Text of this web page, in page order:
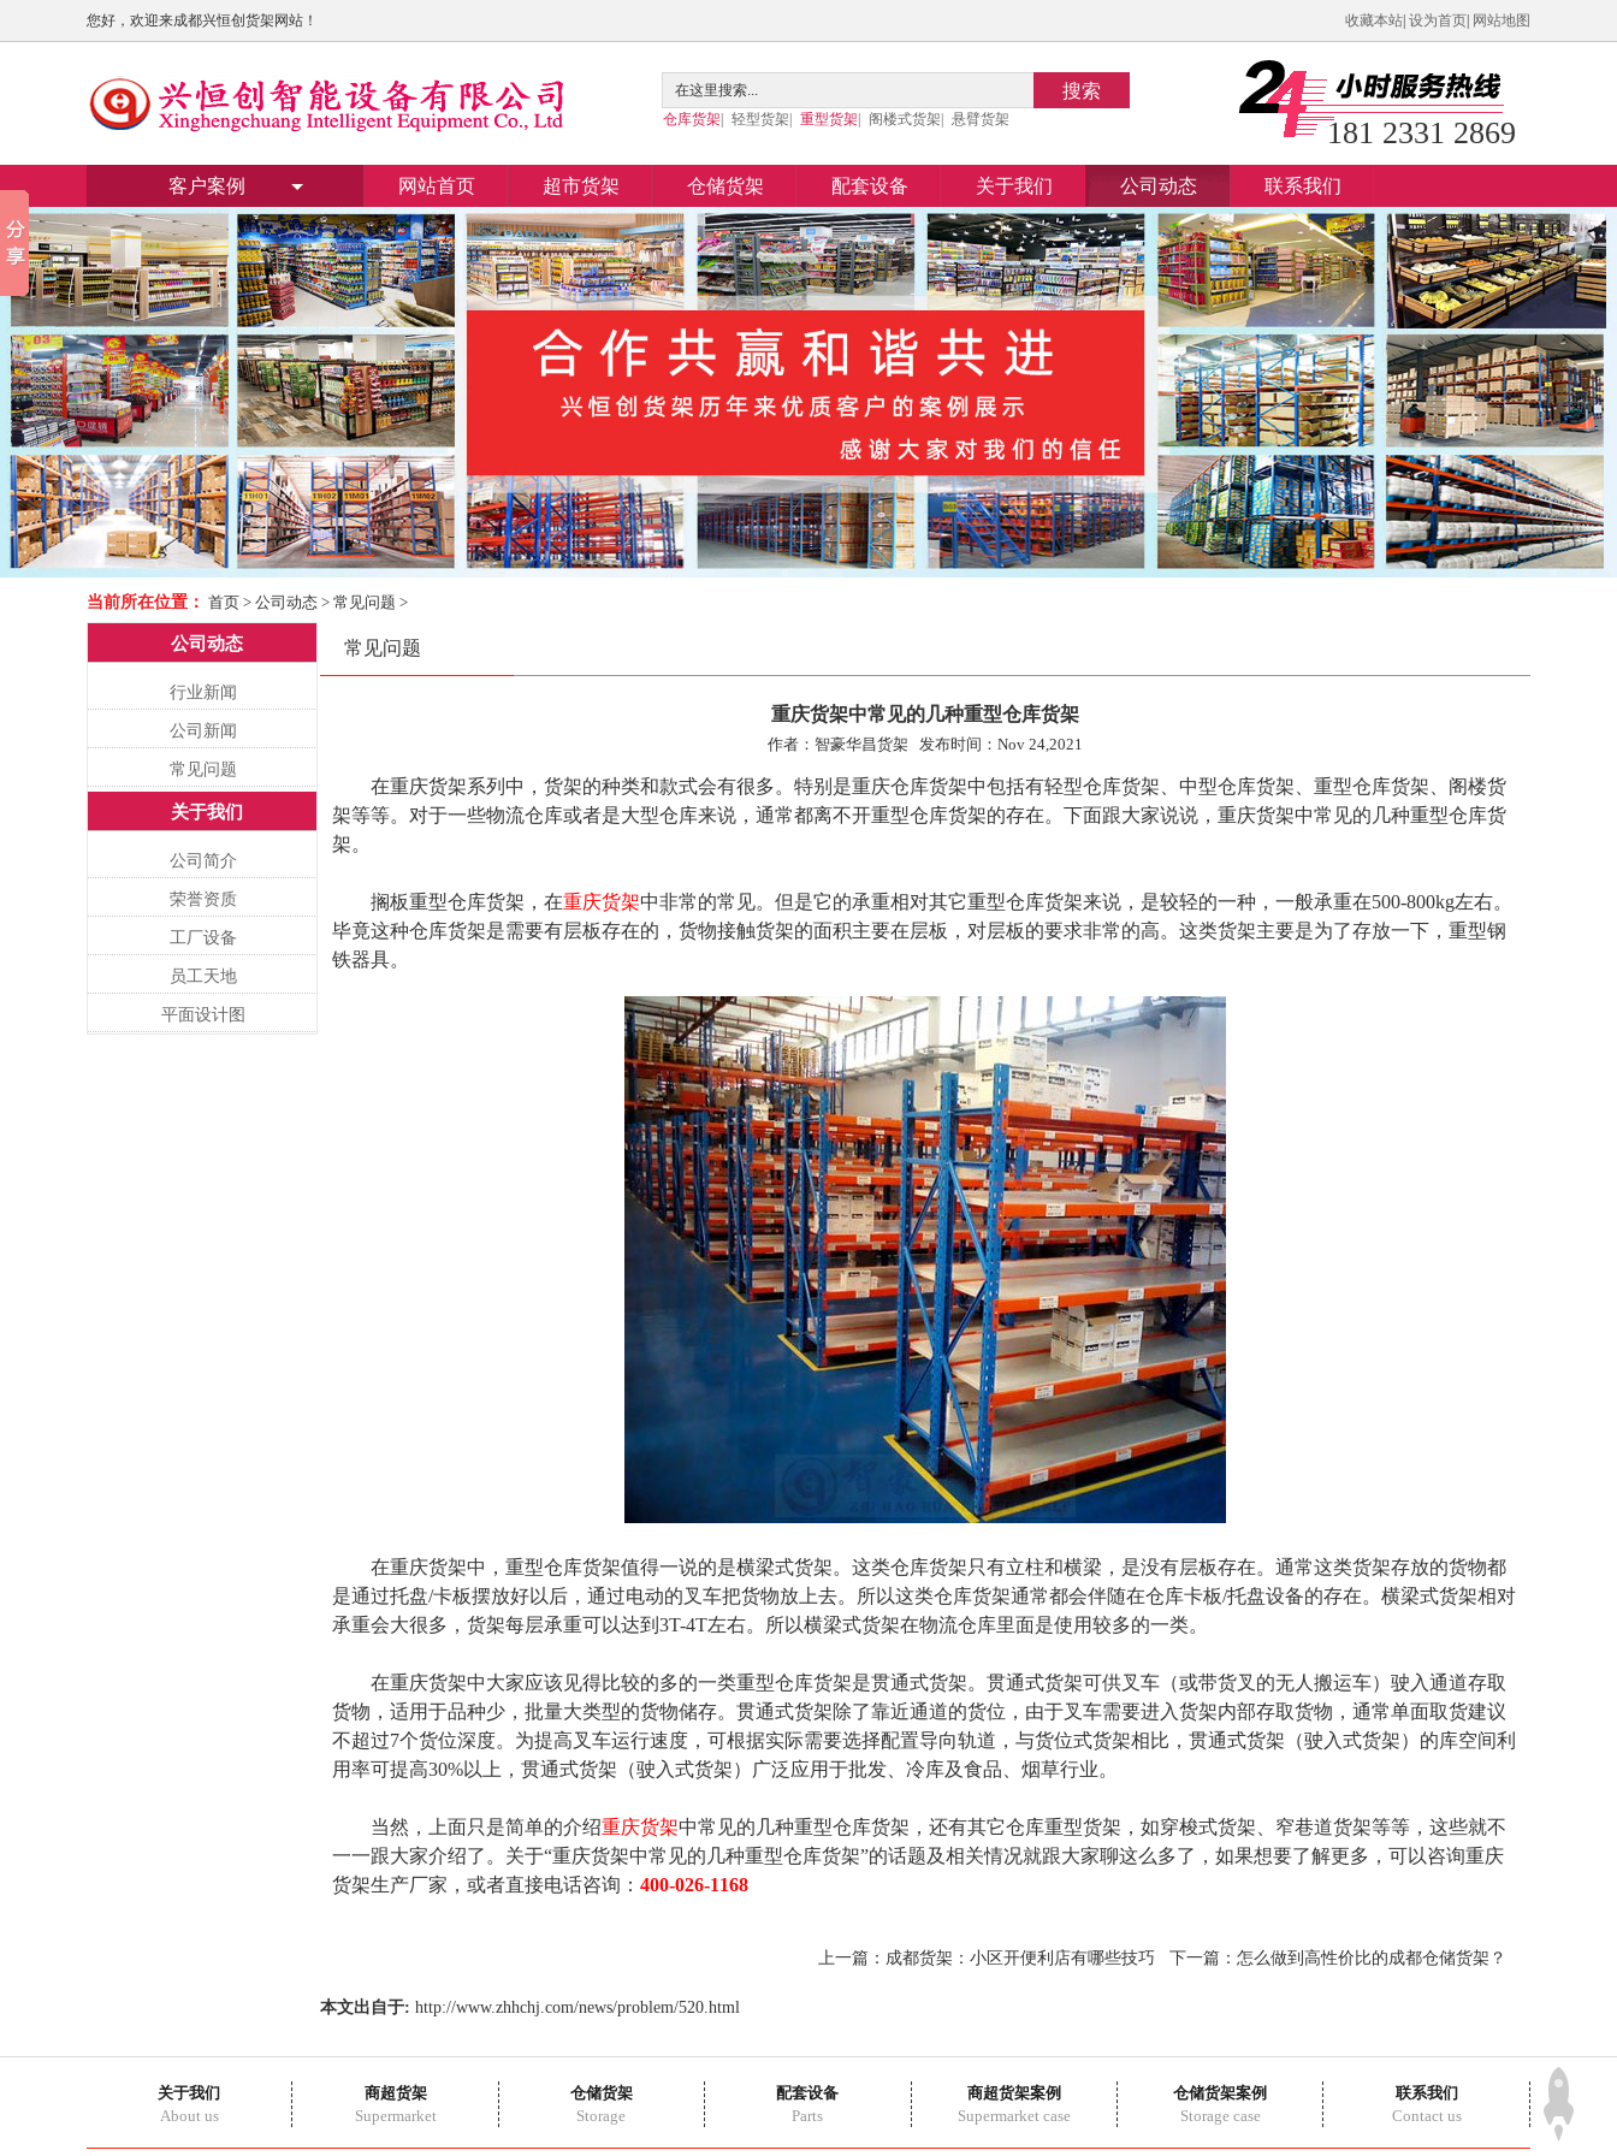
您好，欢迎来成都兴恒创货架网站！ 收藏本站 设为首页 网站地图
搜索
仓库货架 轻型货架 重型货架 阁楼式货架 悬臂货架 181 2331 2869
客户案例 网站首页 超市货架 仓储货架 配套设备 关于我们 公司动态 联系我们
当前所在位置： 首页 > 公司动态 > 常见问题 >
公司动态
行业新闻
公司新闻
常见问题
关于我们
公司简介
荣誉资质
工厂设备
员工天地
平面设计图
常见问题
重庆货架中常见的几种重型仓库货架
作者：智豪华昌货架 发布时间：Nov 24,2021
在重庆货架系列中，货架的种类和款式会有很多。特别是重庆仓库货架中包括有轻型仓库货架、中型仓库货架、重型仓库货架、阁楼货
架等等。对于一些物流仓库或者是大型仓库来说，通常都离不开重型仓库货架的存在。下面跟大家说说，重庆货架中常见的几种重型仓库货
架。
搁板重型仓库货架，在重庆货架中非常的常见。但是它的承重相对其它重型仓库货架来说，是较轻的一种，一般承重在500-800kg左右。
毕竟这种仓库货架是需要有层板存在的，货物接触货架的面积主要在层板，对层板的要求非常的高。这类货架主要是为了存放一下，重型钢
铁器具。
在重庆货架中，重型仓库货架值得一说的是横梁式货架。这类仓库货架只有立柱和横梁，是没有层板存在。通常这类货架存放的货物都
是通过托盘/卡板摆放好以后，通过电动的叉车把货物放上去。所以这类仓库货架通常都会伴随在仓库卡板/托盘设备的存在。横梁式货架相对
承重会大很多，货架每层承重可以达到3T-4T左右。所以横梁式货架在物流仓库里面是使用较多的一类。
在重庆货架中大家应该见得比较的多的一类重型仓库货架是贯通式货架。贯通式货架可供叉车（或带货叉的无人搬运车）驶入通道存取
货物，适用于品种少，批量大类型的货物储存。贯通式货架除了靠近通道的货位，由于叉车需要进入货架内部存取货物，通常单面取货建议
不超过7个货位深度。为提高叉车运行速度，可根据实际需要选择配置导向轨道，与货位式货架相比，贯通式货架（驶入式货架）的库空间利
用率可提高30%以上，贯通式货架（驶入式货架）广泛应用于批发、冷库及食品、烟草行业。
当然，上面只是简单的介绍重庆货架中常见的几种重型仓库货架，还有其它仓库重型货架，如穿梭式货架、窄巷道货架等等，这些就不
一一跟大家介绍了。关于“重庆货架中常见的几种重型仓库货架”的话题及相关情况就跟大家聊这么多了，如果想要了解更多，可以咨询重庆
货架生产厂家，或者直接电话咨询： 400-026-1168
上一篇： 成都货架：小区开便利店有哪些技巧 下一篇： 怎么做到高性价比的成都仓储货架？
本文出自于: http://www.zhhchj.com/news/problem/520.html
关于我们
About us
商超货架
Supermarket
仓储货架
Storage
配套设备
Parts
商超货架案例
Supermarket case
仓储货架案例
Storage case
联系我们
Contact us